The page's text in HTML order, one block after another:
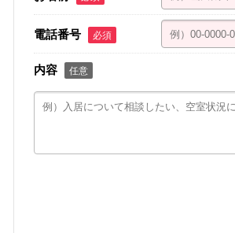
電話番号 必須
内容 任意